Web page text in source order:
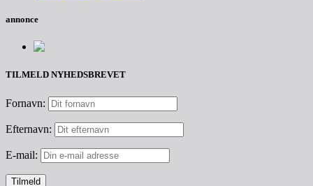
annonce
TILMELD NYHEDSBREVET
Fornavn:
Efternavn:
E-mail: